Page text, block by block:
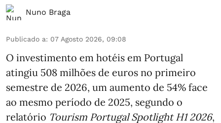
Nuno Braga
Publicado a: 07 Agosto 2026, 09:08
O investimento em hotéis em Portugal
atingiu 508 milhões de euros no primeiro
semestre de 2026, um aumento de 54% face
ao mesmo período de 2025, segundo o
relatório Tourism Portugal Spotlight H1 2026,